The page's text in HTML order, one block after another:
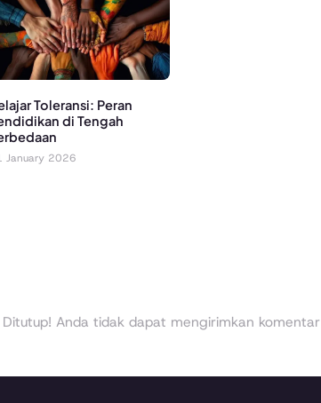
Toleransi: Peran
di Tengah
January 2026
Anda tidak dapat mengirimkan